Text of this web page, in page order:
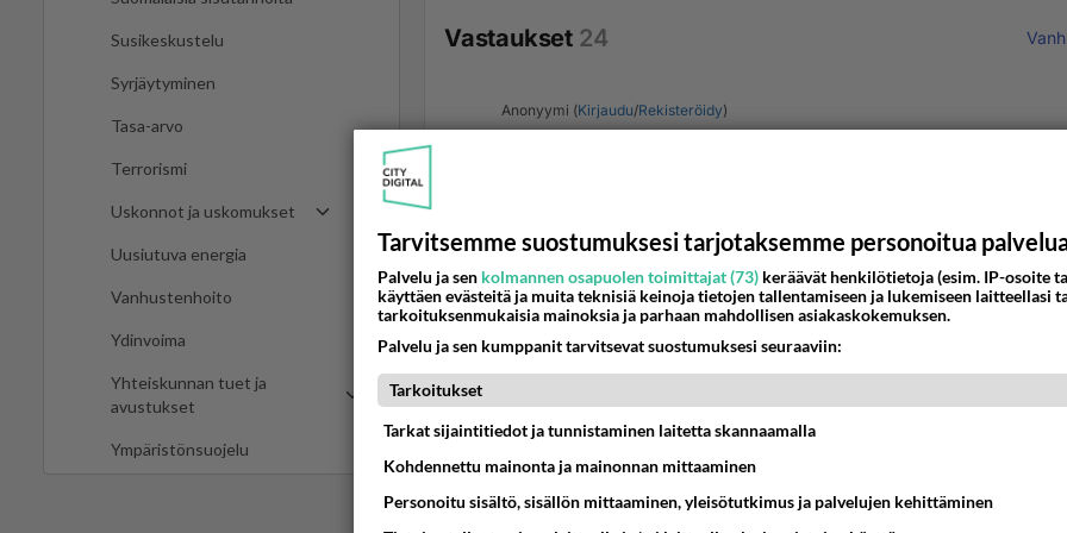
Susikeskustelu
Syrjäytyminen
Tasa-arvo
Terrorismi
Uskonnot ja uskomukset
Uusiutuva energia
Vanhustenhoito
Ydinvoima
Yhteiskunnan tuet ja
avustukset
Ympäristönsuojelu
Vastaukset 24
Anonyymi (Kirjaudu/Rekisteröidy)
Anonyymi
2024-02-26 23:47:43
"Venäjällä iso motiivi rauhaan"
Sitten vain osoittamaan se lopettamalla sotatoimet toisen maan
Tarvitsemme suostumuksesi tarjotaksemme personoitua
Palvelu ja sen kolmannen osapuolen toimittajat (73) keräävät henkilötietoja (esim. IP-osoite
käyttäen evästeitä ja muita teknisiä keinoja tietojen tallentamiseen ja lukemiseen laitteellasi
tarkoituksenmukaisia mainoksia ja parhaan mahdollisen asiakaskokemuksen.
Palvelu ja sen kumppanit tarvitsevat suostumuksesi seuraaviin:
Tarkoitukset
Tarkat sijaintitiedot ja tunnistaminen laitetta skannaamalla
Kohdennettu mainonta ja mainonnan mittaaminen
Personoitu sisältö, sisällön mittaaminen, yleisötutkimus ja palvelujen kehittäminen